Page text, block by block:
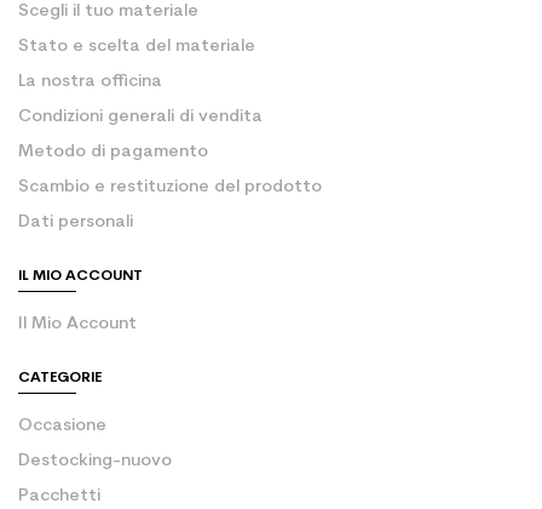
Scegli il tuo materiale
Stato e scelta del materiale
La nostra officina
Condizioni generali di vendita
Metodo di pagamento
Scambio e restituzione del prodotto
Dati personali
IL MIO ACCOUNT
Il Mio Account
CATEGORIE
Occasione
Destocking-nuovo
Pacchetti